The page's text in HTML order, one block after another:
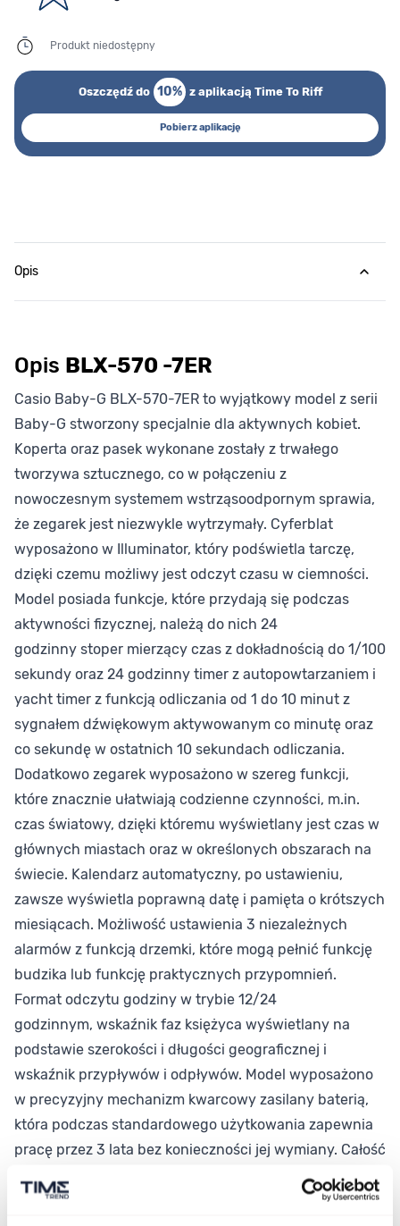
Produkt niedostępny
Oszczędź do 10% z aplikacją Time To Riff
Pobierz aplikację
Opis
Opis BLX-570 -7ER
Casio Baby-G BLX-570-7ER to wyjątkowy model z serii
Baby-G stworzony specjalnie dla aktywnych kobiet.
Koperta oraz pasek wykonane zostały z trwałego
tworzywa sztucznego, co w połączeniu z
nowoczesnym systemem wstrząsoodpornym sprawia,
że zegarek jest niezwykle wytrzymały. Cyferblat
wyposażono w Illuminator, który podświetla tarczę,
dzięki czemu możliwy jest odczyt czasu w ciemności.
Model posiada funkcje, które przydają się podczas
aktywności fizycznej, należą do nich 24
godzinny stoper mierzący czas z dokładnością do 1/100
sekundy oraz 24 godzinny timer z autopowtarzaniem i
yacht timer z funkcją odliczania od 1 do 10 minut z
sygnałem dźwiękowym aktywowanym co minutę oraz
co sekundę w ostatnich 10 sekundach odliczania.
Dodatkowo zegarek wyposażono w szereg funkcji,
które znacznie ułatwiają codzienne czynności, m.in.
czas światowy, dzięki któremu wyświetlany jest czas w
głównych miastach oraz w określonych obszarach na
świecie. Kalendarz automatyczny, po ustawieniu,
zawsze wyświetla poprawną datę i pamięta o krótszych
miesiącach. Możliwość ustawienia 3 niezależnych
alarmów z funkcją drzemki, które mogą pełnić funkcję
budzika lub funkcję praktycznych przypomnień.
Format odczytu godziny w trybie 12/24
godzinnym, wskaźnik faz księżyca wyświetlany na
podstawie szerokości i długości geograficznej i
wskaźnik przypływów i odpływów. Model wyposażono
w precyzyjny mechanizm kwarcowy zasilany baterią,
która podczas standardowego użytkowania zapewnia
pracę przez 3 lata bez konieczności jej wymiany. Całość
Wodoszczelność 200 M pozwala na swobodny kontakt z